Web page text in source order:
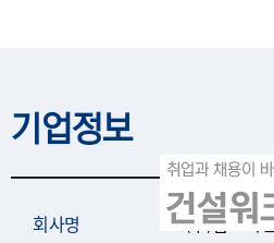
기업정보
회사명 (주)범도시